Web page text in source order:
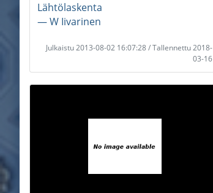
Lähtölaskenta
― W Iivarinen
Julkaistu 2013-08-02 16:07:28 / Tallennettu 2018-
03-16